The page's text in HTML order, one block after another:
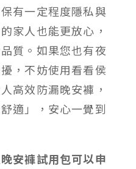
有一定程度隱私與
家人也能更放心，
質。如果您也有夜
，不妨使用看看侯
高效防漏晚安褲，
適」，安心一覺到
安褲試用包可以申